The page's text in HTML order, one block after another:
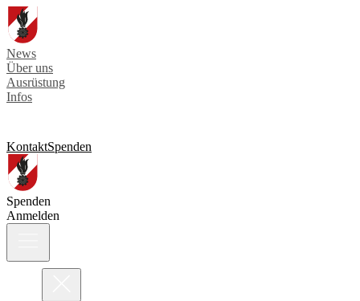
News
Über uns
Ausrüstung
Infos
KontaktSpenden
Spenden
Anmelden